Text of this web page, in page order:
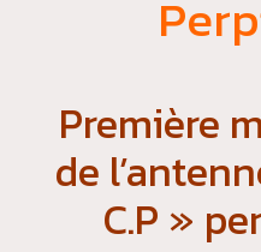
Première
de
C.P »